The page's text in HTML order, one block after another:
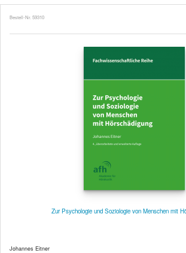
Bestell-Nr. 59310
Zur Psychologie und Soziologie von Menschen mit
Johannes Eitner